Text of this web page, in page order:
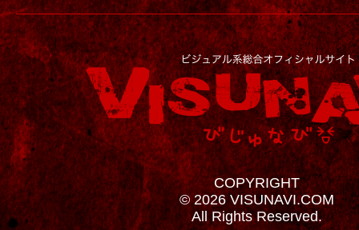
COPYRIGHT
© 2026 VISUNAVI.COM
All Rights Reserved.